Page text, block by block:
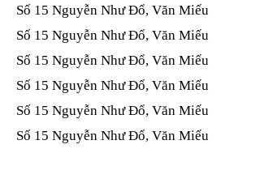
Số 15 Nguyễn Như Đổ, Văn Miếu​​​​
Số 15 Nguyễn Như Đổ, Văn Miếu​​​​
Số 15 Nguyễn Như Đổ, Văn Miếu​​​​
Số 15 Nguyễn Như Đổ, Văn Miếu​​​​
Số 15 Nguyễn Như Đổ, Văn Miếu​​​​
Số 15 Nguyễn Như Đổ, Văn Miếu​​​​